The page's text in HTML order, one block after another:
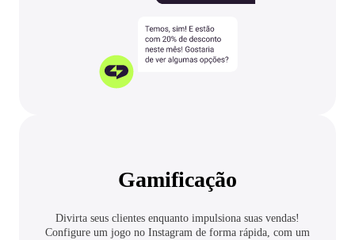
Gamificação
Divirta seus clientes enquanto impulsiona suas vendas!
Configure um jogo no Instagram de forma rápida, com um